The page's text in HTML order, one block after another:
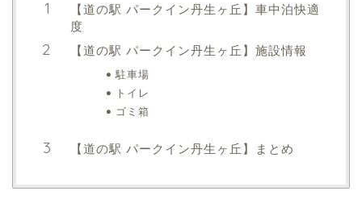
【道の駅 パークイン丹生ヶ丘】車中泊快適
度
【道の駅 パークイン丹生ヶ丘】施設情報
駐車場
トイレ
ゴミ箱
【道の駅 パークイン丹生ヶ丘】まとめ